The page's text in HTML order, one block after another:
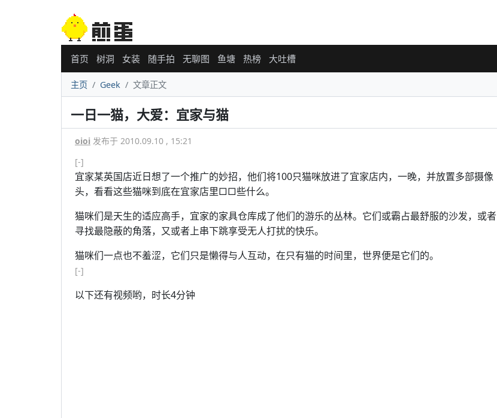
首页 树洞 女装 随手拍 无聊图 鱼塘 热榜 大吐槽
主页 Geek 文章正文
一日一猫，大爱：宜家与猫
oioi 发布于 2010.09.10 , 15:21
[-]
宜家某英国店近日想了一个推广的妙招，他们将100只猫咪放进了宜家店内，一晚，并放置多部摄像
头，看看这些猫咪到底在宜家店里□□些什么。
猫咪们是天生的适应高手，宜家的家具仓库成了他们的游乐的丛林。它们或霸占最舒服的沙发，或者
寻找最隐蔽的角落，又或者上串下跳享受无人打扰的快乐。
猫咪们一点也不羞涩，它们只是懒得与人互动，在只有猫的时间里，世界便是它们的。
[-]
以下还有视频哟，时长4分钟